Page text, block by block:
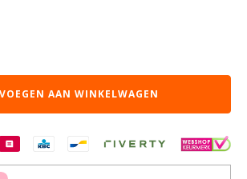
AAN WINKELWAGEN